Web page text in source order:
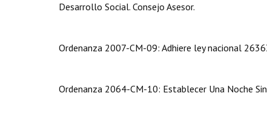
Desarrollo Social. Consejo Asesor.
Ordenanza 2007-CM-09: Adhiere ley nacional
Ordenanza 2064-CM-10: Establecer Una Noche